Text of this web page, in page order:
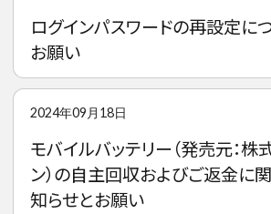
ログインパスワードの再設定に
お願い
2024年09月18日
モバイルバッテリー（発売元：
ン）の自主回収およびご返金に
知らせとお願い